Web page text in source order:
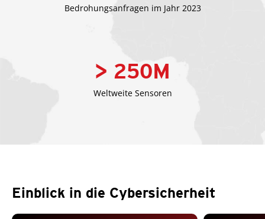
Bedrohungsanfragen im Jahr 2023
> 250M
Weltweite Sensoren
Einblick in die Cybersicherheit